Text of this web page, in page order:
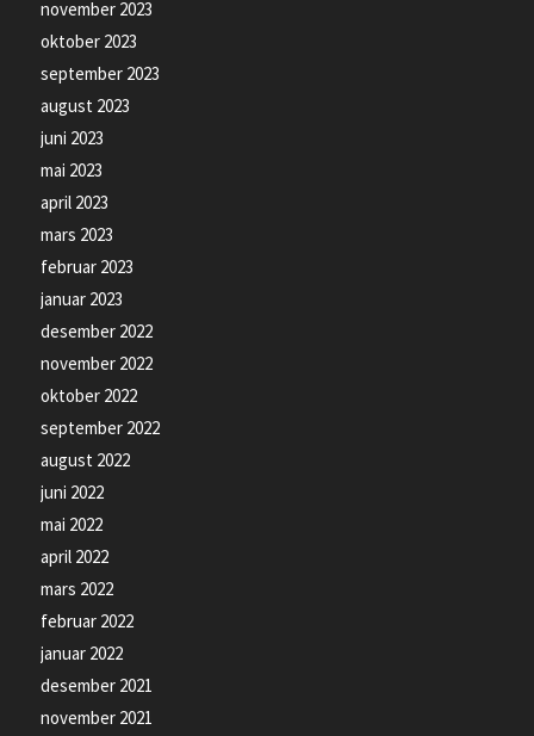
november 2023
oktober 2023
september 2023
august 2023
juni 2023
mai 2023
april 2023
mars 2023
februar 2023
januar 2023
desember 2022
november 2022
oktober 2022
september 2022
august 2022
juni 2022
mai 2022
april 2022
mars 2022
februar 2022
januar 2022
desember 2021
november 2021